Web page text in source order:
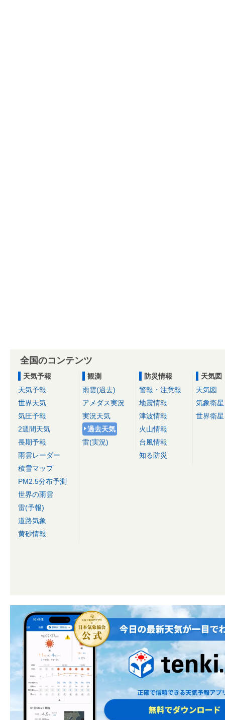
全国のコンテンツ
天気予報
天気予報
世界天気
気圧予報
2週間天気
長期予報
雨雲レーダー
積雪マップ
PM2.5分布予測
世界の雨雲
雷(予報)
道路気象
黄砂情報
観測
雨雲(過去)
アメダス実況
実況天気
過去天気
雷(実況)
防災情報
警報・注意報
地震情報
津波情報
火山情報
台風情報
知る防災
天気図
天気図
気象衛星
世界衛星